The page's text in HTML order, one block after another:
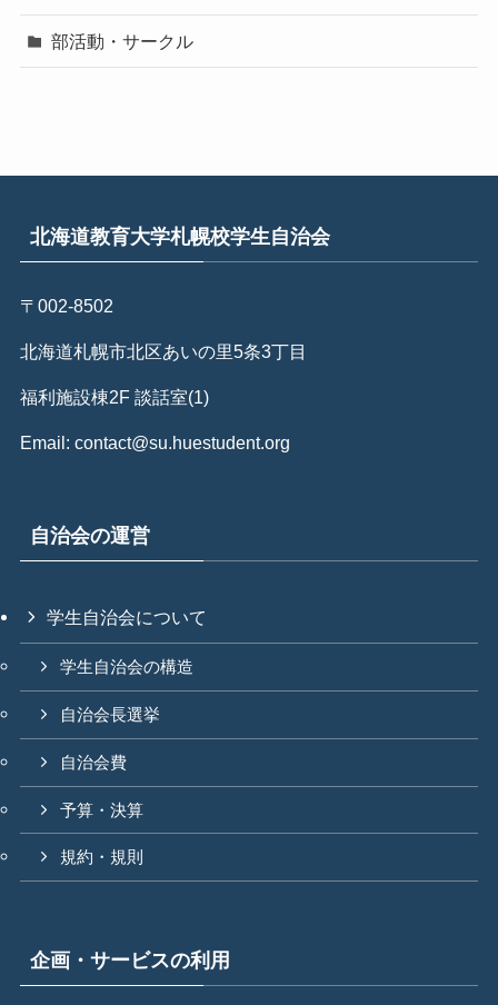
部活動・サークル
北海道教育大学札幌校学生自治会
〒002-8502
北海道札幌市北区あいの里5条3丁目
福利施設棟2F 談話室(1)
Email: contact@su.huestudent.org
自治会の運営
学生自治会について
学生自治会の構造
自治会長選挙
自治会費
予算・決算
規約・規則
企画・サービスの利用